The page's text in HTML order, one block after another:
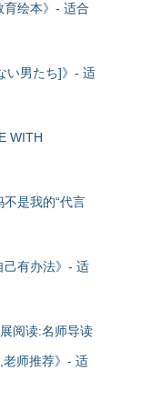
绘本》- 适合
い男たち]》- 适
WITH
是我的“代言
己有办法》- 适
阅读:名师导读
老师推荐》- 适